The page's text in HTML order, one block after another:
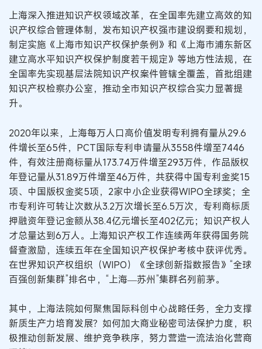
上海深入推进知识产权领域改革，在全国率先建立高效的知
识产权综合管理体制，发布知识产权强市建设纲要和规划，
制定实施《上海市知识产权保护条例》和《上海市浦东新区
建立高水平知识产权保护制度若干规定》等地方性法规，在
全国率先实现基层法院知识产权案件管辖全覆盖，首批组建
知识产权检察办公室，推动全市知识产权综合实力显著提
升。
2020年以来，上海每万人口高价值发明专利拥有量从29.6
件增长至65件，PCT国际专利申请量从3558件增至7446
件，有效注册商标量从173.74万件增至293万件，作品版权
年登记量从31.89万件增至46万件，共获得中国专利金奖15
项、中国版权金奖5项，2家中小企业获得WIPO全球奖；全
市专利许可转让次数从3.2万次增长至6.5万次，专利商标质
押融资年登记金额从38.4亿元增长至402亿元；知识产权人
才总量达到6万人。上海知识产权工作连续两年获得国务院
督查激励，连续五年在全国知识产权保护考核中获评优秀。
在世界知识产权组织（WIPO）《全球创新指数报告》“全球
百强创新集群”排名中，“上海—苏州”集群名列前茅。
其中，上海法院如何聚焦国际科创中心战略任务，全力支撑
新质生产力培育发展？如何加大商业秘密司法保护力度，积
极推动创新发展、维护竞争秩序，努力营造一流法治化营商